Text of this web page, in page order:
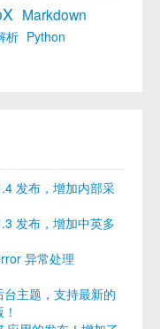
Markdown
析 Python
发布，增加内部采
发布，增加中英多
异常处理
主题，支持最新的